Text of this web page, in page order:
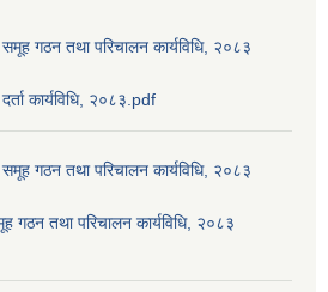
समूह गठन तथा परिचालन कार्यविधि, २०८३
दर्ता कार्यविधि, २०८३.pdf
समूह गठन तथा परिचालन कार्यविधि, २०८३
गठन तथा परिचालन कार्यविधि, २०८३